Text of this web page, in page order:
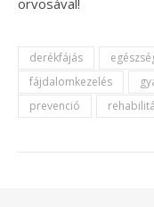
derékfájás
fájdalomkezelés
prevenció